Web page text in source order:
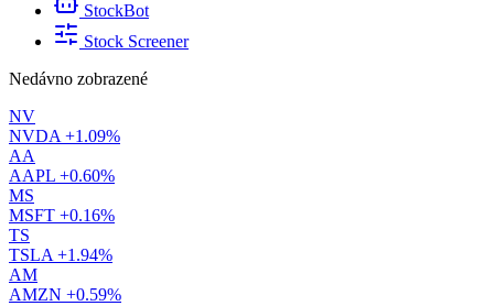
StockBot
Stock Screener
Nedávno zobrazené
NV
NVDA +1.09%
AA
AAPL +0.60%
MS
MSFT +0.16%
TS
TSLA +1.94%
AM
AMZN +0.59%